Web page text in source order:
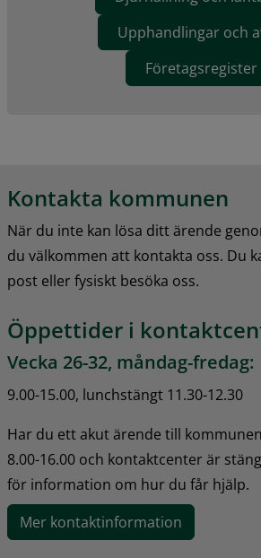
Upphandlingar och
Företagsregister
Kontakta kommunen
När du inte kan lösa ditt ärende
du välkommen att kontakta oss. Du
post eller fysiskt besöka oss.
Öppettider i
Vecka 26-32, måndag-fredag:
9.00-15.00, lunchstängt 11.30-12.30
Har du ett akut ärende till
8.00-16.00 och kontaktcenter är
för information om hur du får hjälp.
Mer kontaktinformation